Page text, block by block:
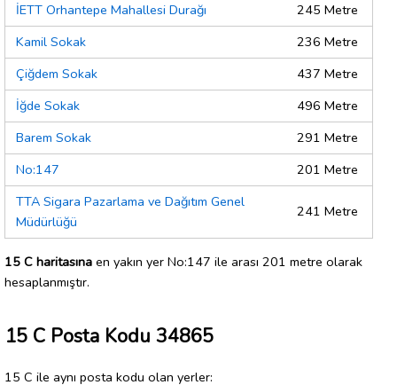
İETT Orhantepe Mahallesi Durağı
245 Metre
Kamil Sokak
236 Metre
Çiğdem Sokak
437 Metre
İğde Sokak
496 Metre
Barem Sokak
291 Metre
No:147
201 Metre
TTA Sigara Pazarlama ve Dağıtım Genel
Müdürlüğü
241 Metre
15 C haritasına en yakın yer No:147 ile arası 201 metre olarak
hesaplanmıştır.
15 C Posta Kodu 34865
15 C ile aynı posta kodu olan yerler: